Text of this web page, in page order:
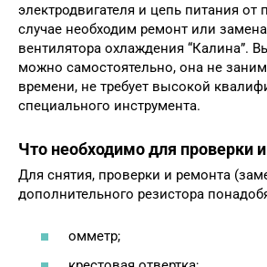
электродвигателя и цепь питания от
случае необходим ремонт или
вентилятора охлаждения “Калина”.
можно самостоятельно, она не
времени, не требует высокой
специального инструмента.
Что необходимо для проверки
Для снятия, проверки и ремонта
дополнительного резистора
омметр;